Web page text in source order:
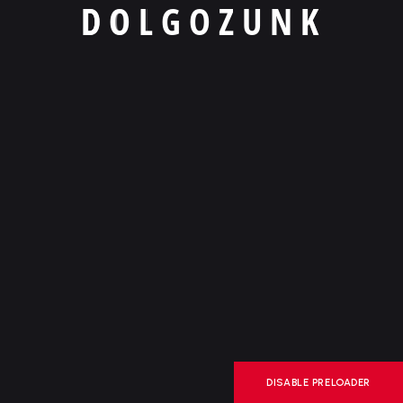
D O LG OZ U N K
DISABLE PRELOADER